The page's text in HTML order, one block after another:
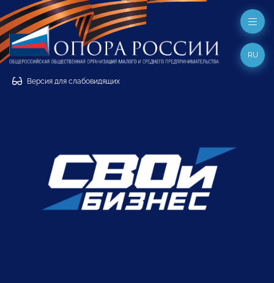
Версия для слабовидящих
RU